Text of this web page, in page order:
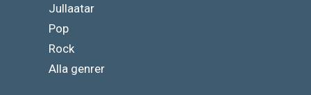
Jullaatar
Pop
Rock
Alla genrer